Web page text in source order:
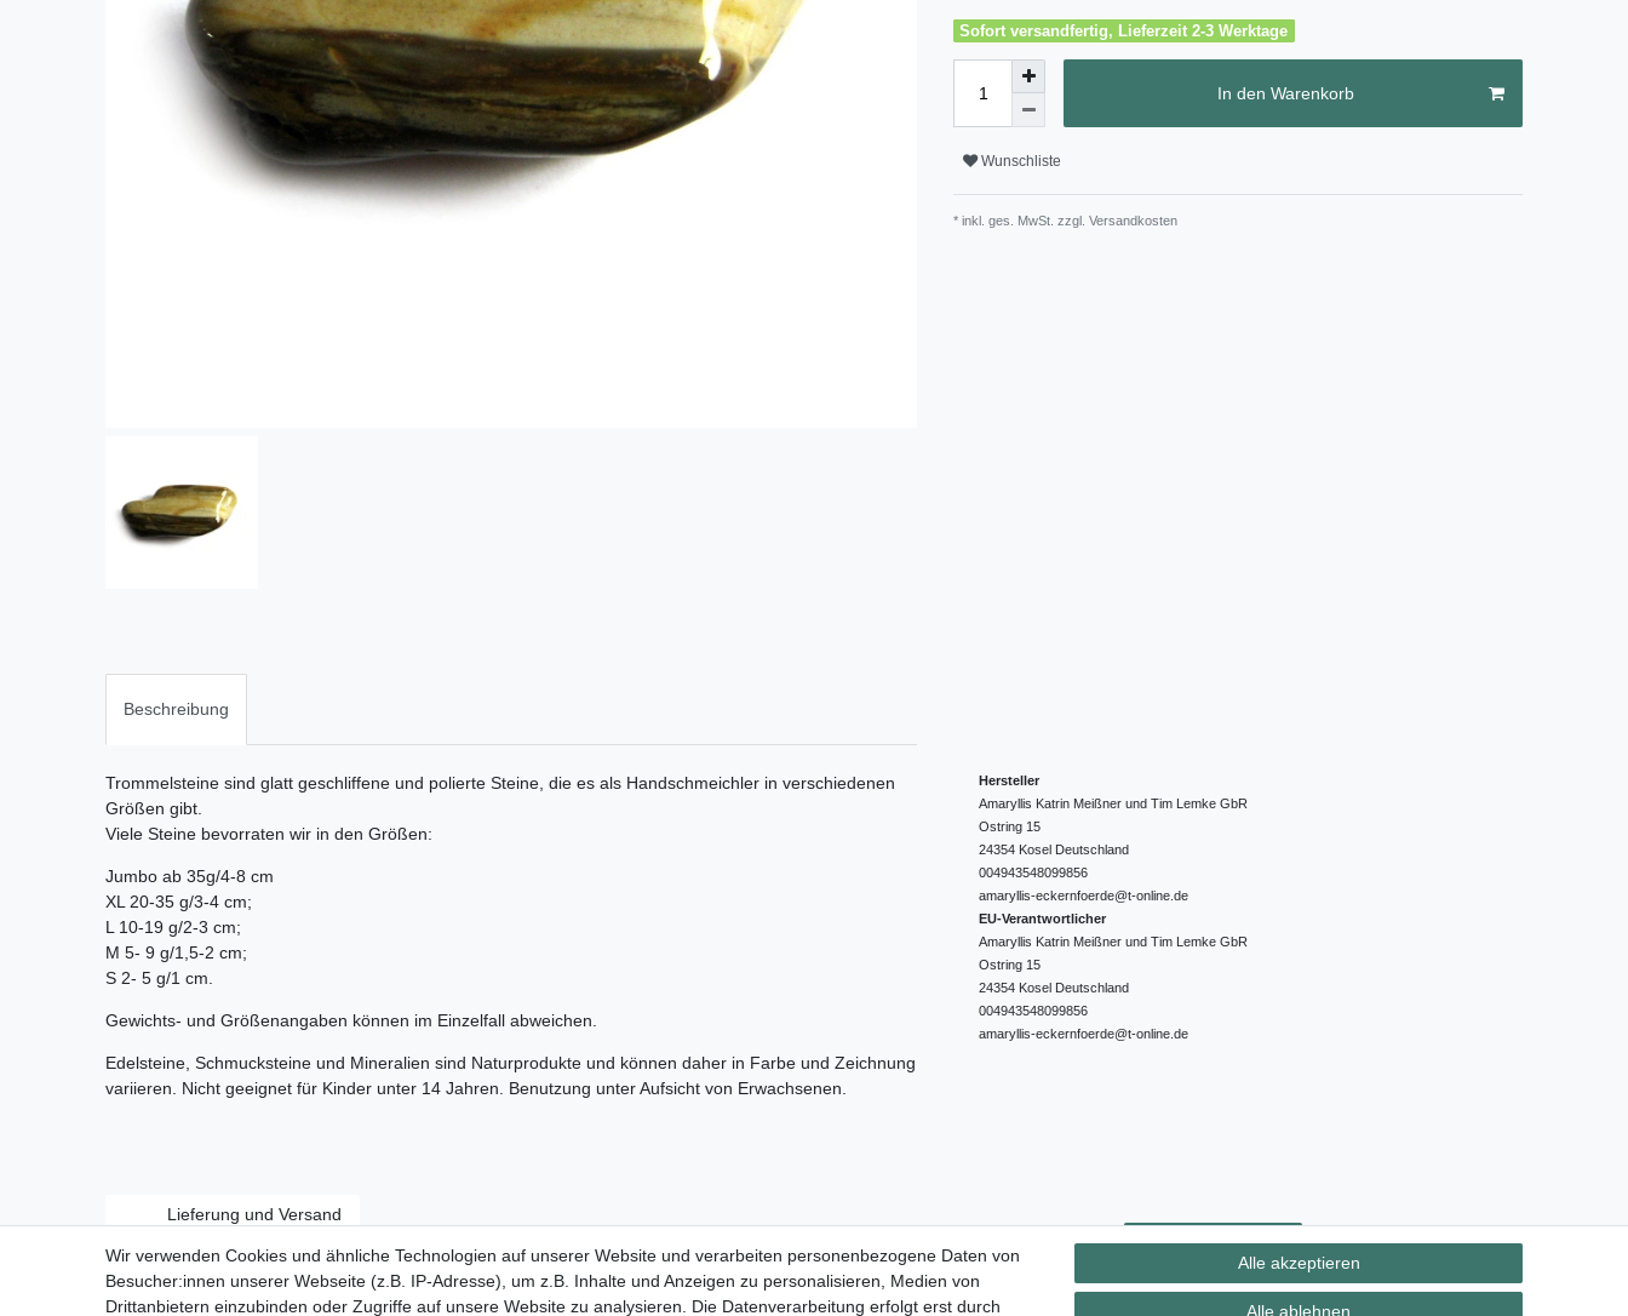
Sofort versandfertig, Lieferzeit 2-3 Werktage
In den Warenkorb
Wunschliste
* inkl. ges. MwSt. zzgl. Versandkosten
Beschreibung
Trommelsteine sind glatt geschliffene und polierte Steine, die es als Handschmeichler in verschiedenen
Größen gibt.
Viele Steine bevorraten wir in den Größen:
Jumbo ab 35g/4-8 cm
XL 20-35 g/3-4 cm;
L 10-19 g/2-3 cm;
M 5- 9 g/1,5-2 cm;
S 2- 5 g/1 cm.
Gewichts- und Größenangaben können im Einzelfall abweichen.
Edelsteine, Schmucksteine und Mineralien sind Naturprodukte und können daher in Farbe und Zeichnung
variieren. Nicht geeignet für Kinder unter 14 Jahren. Benutzung unter Aufsicht von Erwachsenen.
Hersteller
Amaryllis Katrin Meißner und Tim Lemke GbR
Ostring 15
24354 Kosel Deutschland
004943548099856
amaryllis-eckernfoerde@t-online.de
EU-Verantwortlicher
Amaryllis Katrin Meißner und Tim Lemke GbR
Ostring 15
24354 Kosel Deutschland
004943548099856
amaryllis-eckernfoerde@t-online.de
Lieferung und Versand
Widerrufs­recht Vertrag widerrufen Kontakt
Wir verwenden Cookies und ähnliche Technologien auf unserer Website und verarbeiten personenbezogene Daten von
Besucher:innen unserer Webseite (z.B. IP-Adresse), um z.B. Inhalte und Anzeigen zu personalisieren, Medien von
Drittanbietern einzubinden oder Zugriffe auf unsere Website zu analysieren. Die Datenverarbeitung erfolgt erst durch
Alle akzeptieren
Alle ablehnen